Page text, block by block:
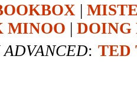
|
MINOO | DOING
: TED